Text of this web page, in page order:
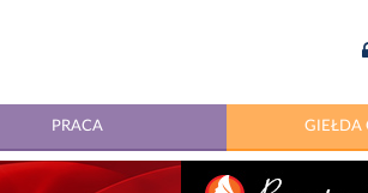
PRACA GIEŁDA